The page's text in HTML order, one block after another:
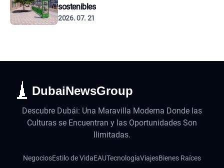
sostenibles
2026. 07. 21
DubaiNewsGroup
Descubre Dubái: Una Maravilla Moderna Donde las
Culturas se Encuentran y las Oportunidades Son
Ilimitadas.
NegociosEstilo de VidaEAUTecnologíaViajesBienes Raíces